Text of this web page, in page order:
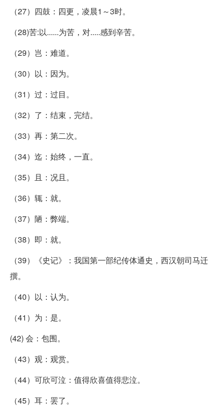
（27）四鼓：四更，凌晨1～3时。
（28)苦:以......为苦，对.....感到辛苦。
（29）岂：难道。
（30）以：因为。
（31）过：过目。
（32）了：结束，完结。
（33）再：第二次。
（34）迄：始终，一直。
（35）且：况且。
（36）辄：就。
（37）陋：弊端。
（38）即：就。
（39）《史记》：我国第一部纪传体通史，西汉朝司马迁
撰。
（40）以：认为。
（41）为：是。
(42) 会：包围。
（43）观：观赏。
（44）可欣可泣：值得欣喜值得悲泣。
（45）耳：罢了。